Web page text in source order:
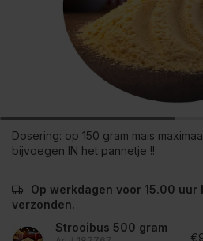
Dosering: op 150 gram mais
bijvoegen IN het pannetje !!
Op werkdagen voor 15.00
verzonden.
Strooibus 500 gram